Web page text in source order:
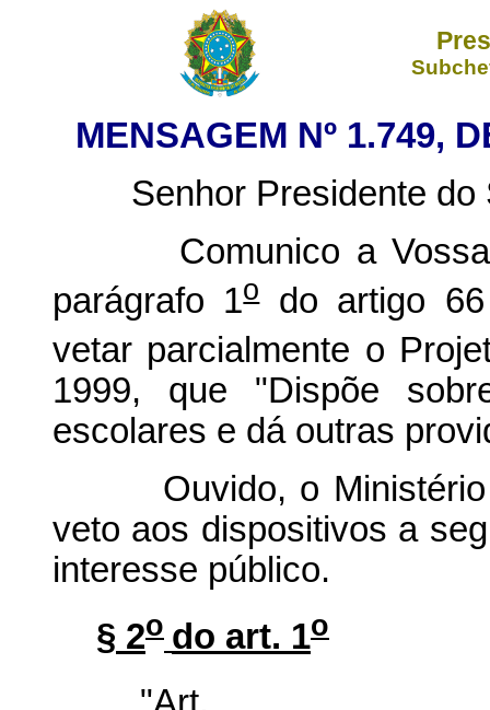
MENSAGEM Nº 1.749,
Senhor Presidente do
Comunico a Vossa
parágrafo 1odo artigo 66
vetar parcialmente o
1999, que "Dispõe
escolares e dá outras
Ouvido, o Ministério
veto aos dispositivos a
interesse público.
§ 2o do art. 1o